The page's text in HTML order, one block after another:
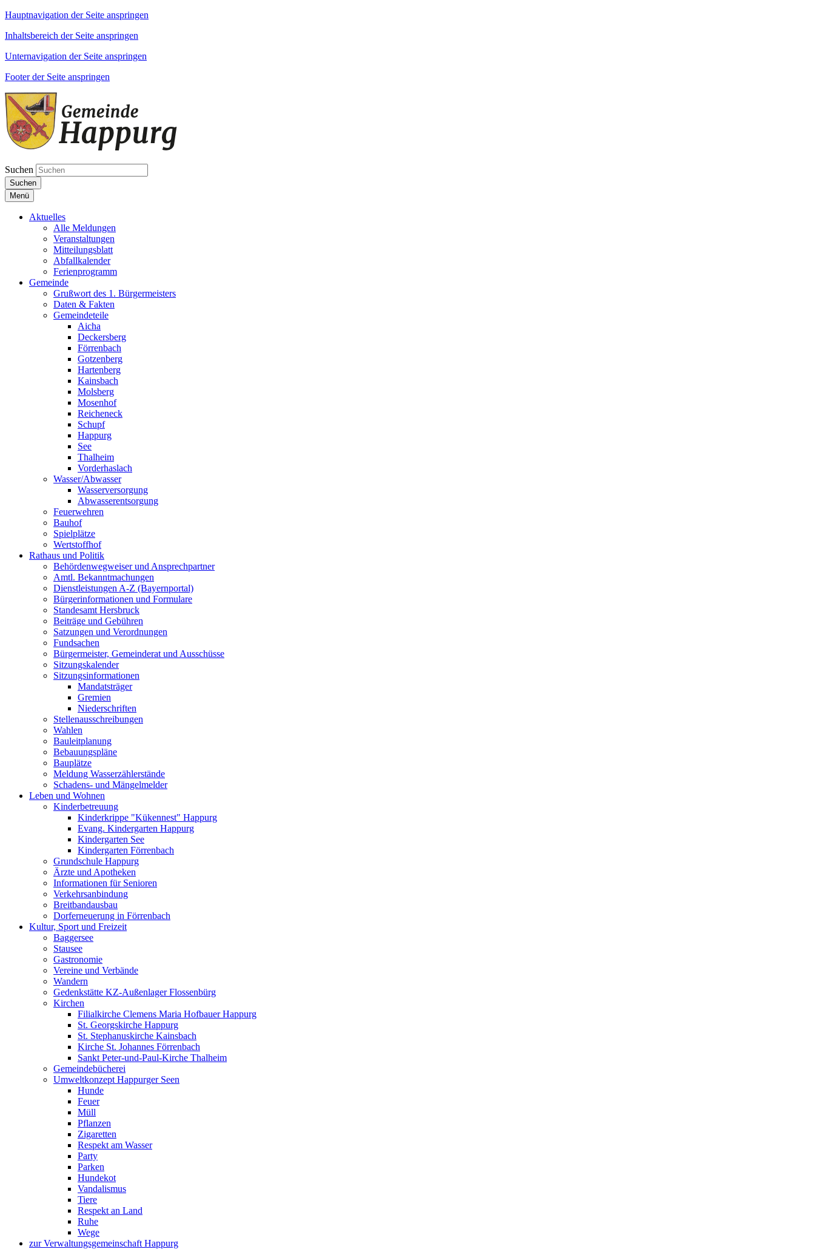
Hauptnavigation der Seite anspringen
Inhaltsbereich der Seite anspringen
Unternavigation der Seite anspringen
Footer der Seite anspringen
Suchen
Suchen
Menü
Aktuelles
Alle Meldungen
Veranstaltungen
Mitteilungsblatt
Abfallkalender
Ferienprogramm
Gemeinde
Grußwort des 1. Bürgermeisters
Daten & Fakten
Gemeindeteile
Aicha
Deckersberg
Förrenbach
Gotzenberg
Hartenberg
Kainsbach
Molsberg
Mosenhof
Reicheneck
Schupf
Happurg
See
Thalheim
Vorderhaslach
Wasser/Abwasser
Wasserversorgung
Abwasserentsorgung
Feuerwehren
Bauhof
Spielplätze
Wertstoffhof
Rathaus und Politik
Behördenwegweiser und Ansprechpartner
Amtl. Bekanntmachungen
Dienstleistungen A-Z (Bayernportal)
Bürgerinformationen und Formulare
Standesamt Hersbruck
Beiträge und Gebühren
Satzungen und Verordnungen
Fundsachen
Bürgermeister, Gemeinderat und Ausschüsse
Sitzungskalender
Sitzungsinformationen
Mandatsträger
Gremien
Niederschriften
Stellenausschreibungen
Wahlen
Bauleitplanung
Bebauungspläne
Bauplätze
Meldung Wasserzählerstände
Schadens- und Mängelmelder
Leben und Wohnen
Kinderbetreuung
Kinderkrippe "Kükennest" Happurg
Evang. Kindergarten Happurg
Kindergarten See
Kindergarten Förrenbach
Grundschule Happurg
Ärzte und Apotheken
Informationen für Senioren
Verkehrsanbindung
Breitbandausbau
Dorferneuerung in Förrenbach
Kultur, Sport und Freizeit
Baggersee
Stausee
Gastronomie
Vereine und Verbände
Wandern
Gedenkstätte KZ-Außenlager Flossenbürg
Kirchen
Filialkirche Clemens Maria Hofbauer Happurg
St. Georgskirche Happurg
St. Stephanuskirche Kainsbach
Kirche St. Johannes Förrenbach
Sankt Peter-und-Paul-Kirche Thalheim
Gemeindebücherei
Umweltkonzept Happurger Seen
Hunde
Feuer
Müll
Pflanzen
Zigaretten
Respekt am Wasser
Party
Parken
Hundekot
Vandalismus
Tiere
Respekt an Land
Ruhe
Wege
zur Verwaltungsgemeinschaft Happurg